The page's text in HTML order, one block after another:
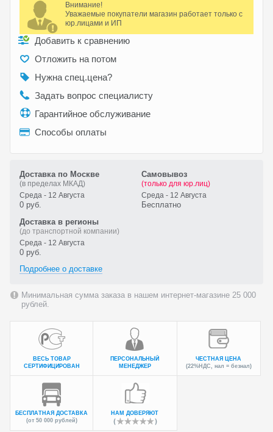
Внимание!
Уважаемые покупатели магазин работает только с
юр.лицами и ИП
Добавить к сравнению
Отложить на потом
Нужна спец.цена?
Задать вопрос специалисту
Гарантийное обслуживание
Способы оплаты
Доставка по Москве
(в пределах МКАД)
Среда - 12 Августа
0 руб.
Самовывоз
(только для юр.лиц)
Среда - 12 Августа
Бесплатно
Доставка в регионы
(до транспортной компании)
Среда - 12 Августа
0 руб.
Подробнее о доставке
Минимальная сумма заказа в нашем интернет-магазине 25 000
рублей.
ВЕСЬ ТОВАР
СЕРТИФИЦИРОВАН
ПЕРСОНАЛЬНЫЙ
МЕНЕДЖЕР
ЧЕСТНАЯ ЦЕНА
(22%НДС, нал = безнал)
БЕСПЛАТНАЯ ДОСТАВКА
(от 50 000 рублей)
НАМ ДОВЕРЯЮТ